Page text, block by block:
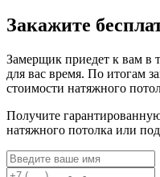
Закажите
Замерщик приедет к вам в
для вас время. По итогам
стоимости натяжного
Получите
натяжного потолка или